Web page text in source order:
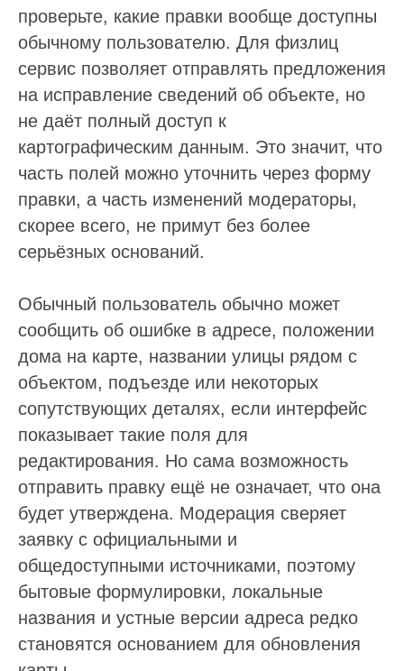
проверьте, какие правки вообще доступны
обычному пользователю. Для физлиц
сервис позволяет отправлять предложения
на исправление сведений об объекте, но
не даёт полный доступ к
картографическим данным. Это значит, что
часть полей можно уточнить через форму
правки, а часть изменений модераторы,
скорее всего, не примут без более
серьёзных оснований.
Обычный пользователь обычно может
сообщить об ошибке в адресе, положении
дома на карте, названии улицы рядом с
объектом, подъезде или некоторых
сопутствующих деталях, если интерфейс
показывает такие поля для
редактирования. Но сама возможность
отправить правку ещё не означает, что она
будет утверждена. Модерация сверяет
заявку с официальными и
общедоступными источниками, поэтому
бытовые формулировки, локальные
названия и устные версии адреса редко
становятся основанием для обновления